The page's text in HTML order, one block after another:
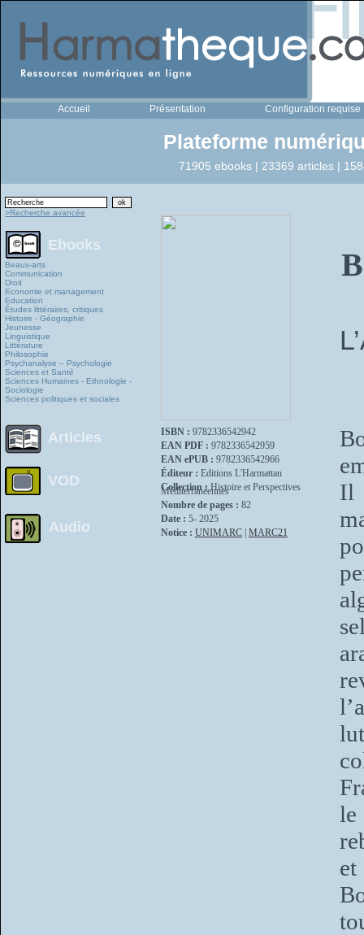
Accueil Présentation Configuration requise
Plateforme
71905 ebooks | 23369 articles |
>Recherche avancée
Ebooks
Beaux-arts
Communication
Droit
Economie et management
Education
Études littéraires, critiques
Histoire - Géographie
Jeunesse
Linguistique
Littérature
Philosophie
Psychanalyse – Psychologie
Sciences et Santé
Sciences Humaines - Ethnologie -
Sociologie
Sciences politiques et sociales
Articles
VOD
Audio
ISBN : 9782336542942
EAN PDF : 9782336542959
EAN ePUB : 9782336542966
Éditeur : Editions L'Harmattan
Collection :Histoire et Perspectives
Méditerranéennes
Nombre de pages : 82
Date : 5- 2025
Notice : UNIMARC MARC21
Il
le